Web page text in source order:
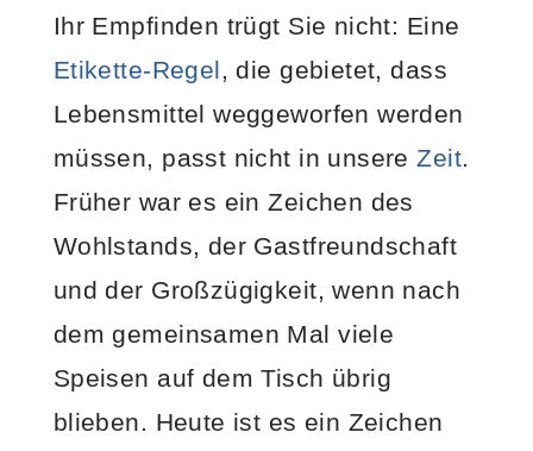
Ihr Empfinden trügt Sie nicht: Eine
Etikette-Regel, die gebietet, dass
Lebensmittel weggeworfen werden
müssen, passt nicht in unsereZeit.
Früher war es ein Zeichen des
Wohlstands, der Gastfreundschaft
und der Großzügigkeit, wenn nach
dem gemeinsamen Mal viele
Speisen auf dem Tisch übrig
blieben. Heute ist es ein Zeichen